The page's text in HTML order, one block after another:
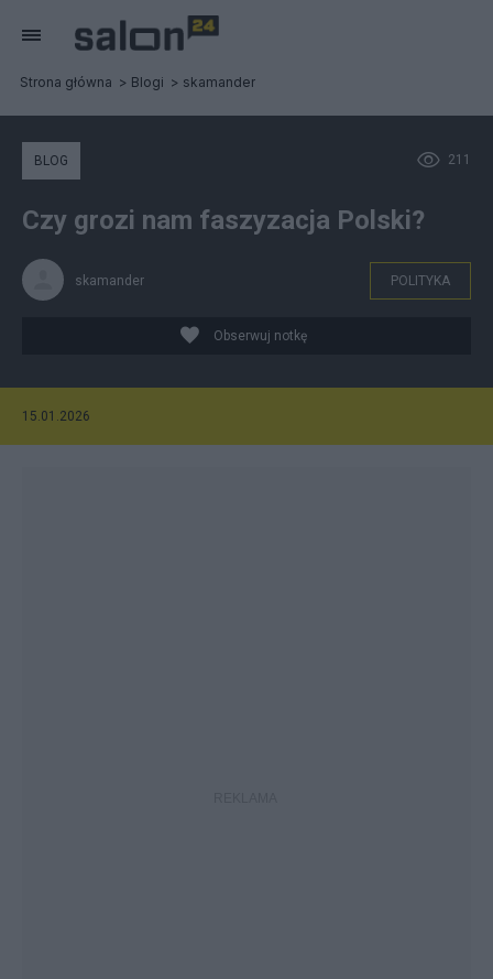
Strona główna Blogi skamander
211
BLOG
Czy grozi nam faszyzacja Polski?
skamander POLITYKA
Obserwuj notkę
15.01.2026